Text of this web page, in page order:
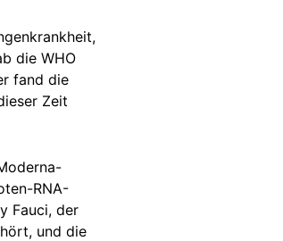
die WHO
fand die
Zeit
RNA-
Fauci, der
und die